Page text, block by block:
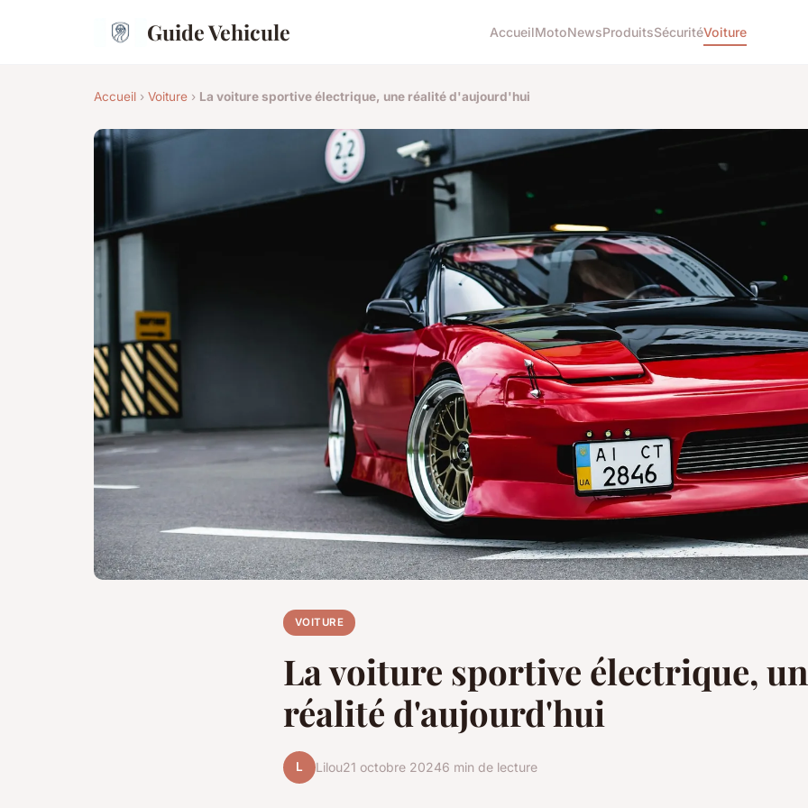
Guide Vehicule AccueilMotoNewsProduitsSécuritéVoiture
Accueil › Voiture › La voiture sportive électrique, une réalité d'aujourd'hui
VOITURE
La voiture sportive électrique,
réalité d'aujourd'hui
L Lilou21 octobre 20246 min de lecture